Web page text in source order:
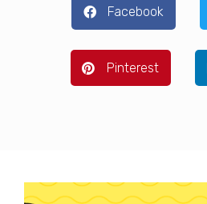
Facebook
Pinterest